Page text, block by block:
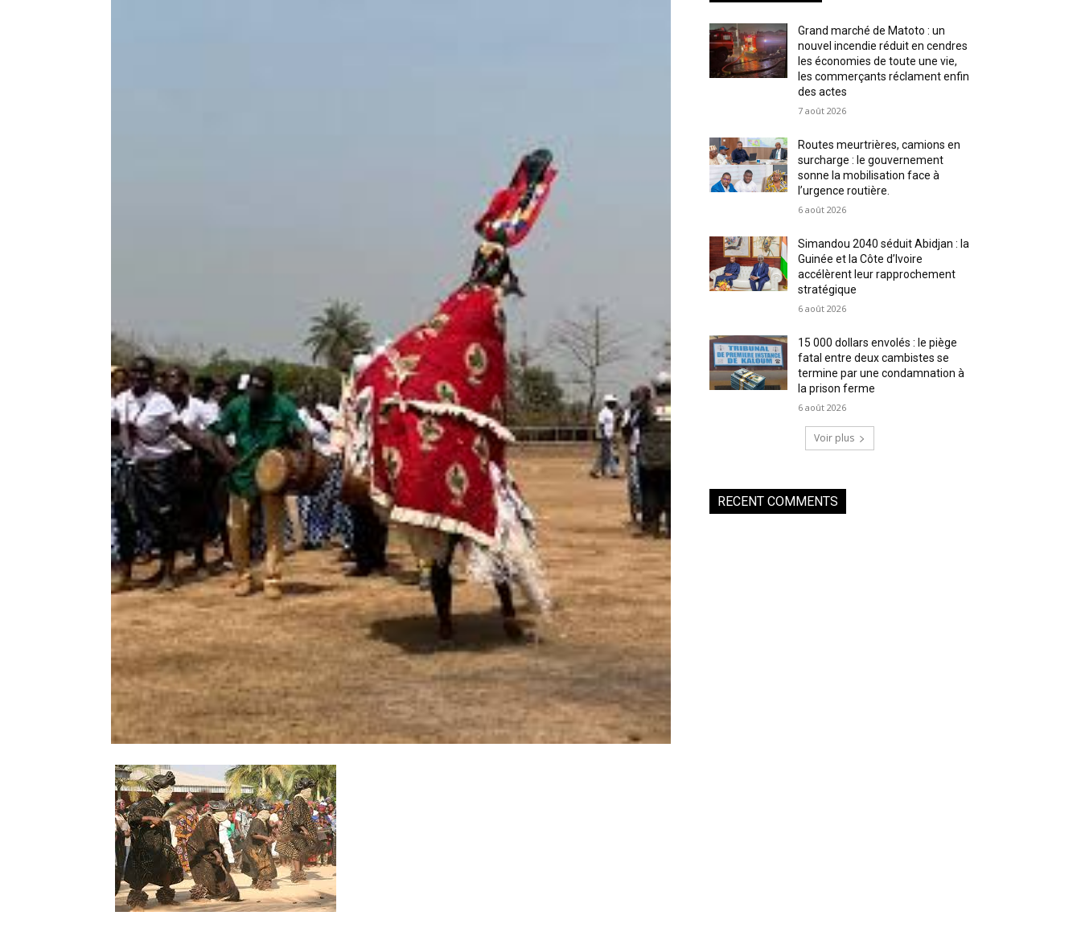
Grand marché de Matoto : un
nouvel incendie réduit en cendres
les économies de toute une vie,
les commerçants réclament enfin
des actes
7 août 2026
Routes meurtrières, camions en
surcharge : le gouvernement
sonne la mobilisation face à
l’urgence routière.
6 août 2026
Simandou 2040 séduit Abidjan : la
Guinée et la Côte d’Ivoire
accélèrent leur rapprochement
stratégique
6 août 2026
15 000 dollars envolés : le piège
fatal entre deux cambistes se
termine par une condamnation à
la prison ferme
6 août 2026
Voir plus
RECENT COMMENTS